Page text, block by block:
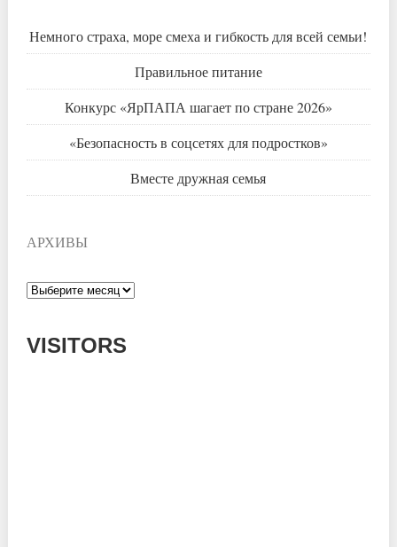
Немного страха, море смеха и гибкость для всей семьи!
Правильное питание
Конкурс «ЯрПАПА шагает по стране 2026»
«Безопасность в соцсетях для подростков»
Вместе дружная семья
АРХИВЫ
Архивы
VISITORS